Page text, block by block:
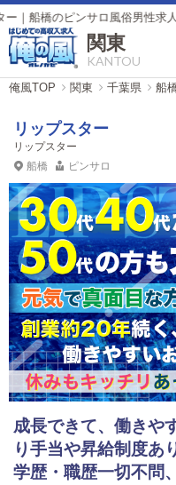
のピンサロ風俗男性求人【俺の
関東
KANTOU
俺風TOP 関東 千葉県 船
リップスター
リップスター
船橋
ピンサロ
成長できて、働きや
り手当や昇給制度
学歴・職歴一切不問